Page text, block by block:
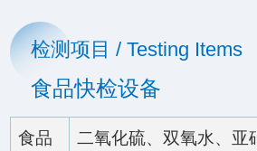
检测项目 / Testing Items
食品快检设备
食品
二氧化硫、双氧水、亚